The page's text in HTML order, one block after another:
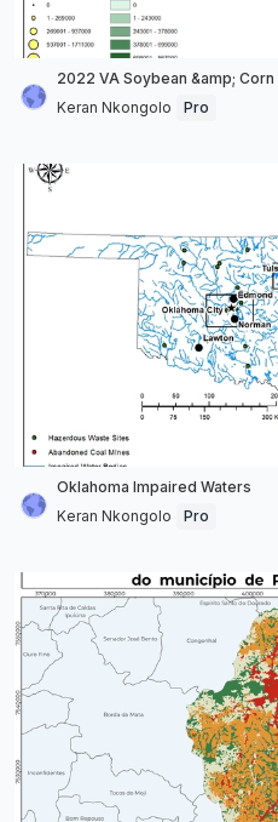
2022 VA Soybean &amp; Corn
Keran Nkongolo
Pro
Oklahoma Impaired Waters
Keran Nkongolo
Pro